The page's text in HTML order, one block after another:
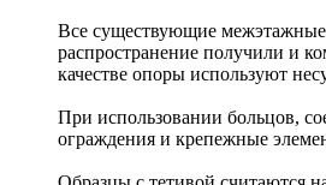
Все существующие межэтажные
распространение получили и
качестве опоры используют
При использовании больцов,
ограждения и крепежные